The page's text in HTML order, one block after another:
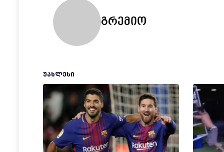
გრემიო
ᲣᲐᲮᲚᲔᲡᲘ